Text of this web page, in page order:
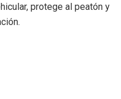
protege al peatón y